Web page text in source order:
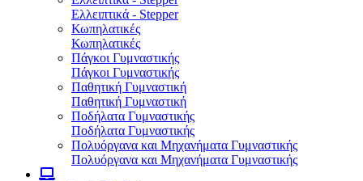
Ελλειπτικά - Stepper
Κωπηλατικές
Κωπηλατικές
Πάγκοι Γυμναστικής
Πάγκοι Γυμναστικής
Παθητική Γυμναστική
Παθητική Γυμναστική
Ποδήλατα Γυμναστικής
Ποδήλατα Γυμναστικής
Πολυόργανα και Μηχανήματα Γυμναστικής
Πολυόργανα και Μηχανήματα Γυμναστικής